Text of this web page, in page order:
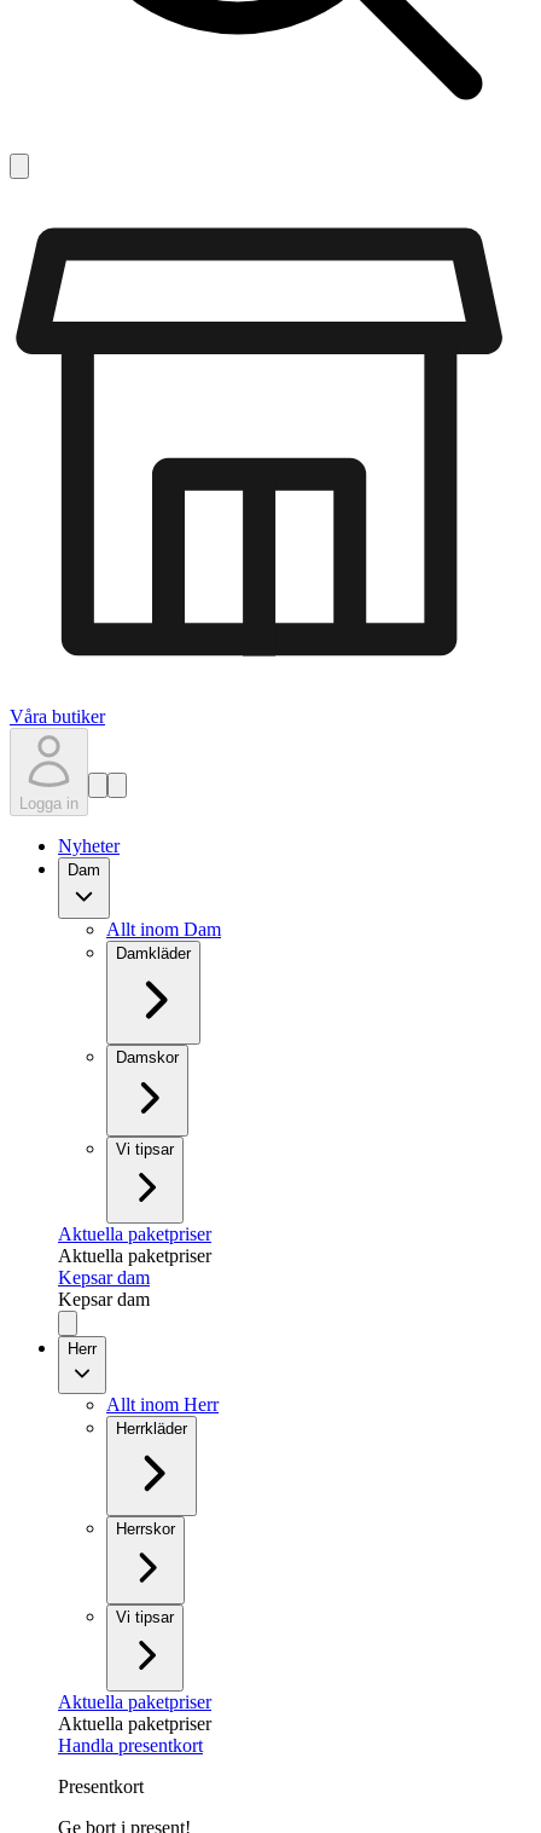
Våra butiker
Logga in
Nyheter
Dam
Allt inom Dam
Damkläder
Damskor
Vi tipsar
Aktuella paketpriser
Aktuella paketpriser
Kepsar dam
Kepsar dam
Herr
Allt inom Herr
Herrkläder
Herrskor
Vi tipsar
Aktuella paketpriser
Aktuella paketpriser
Handla presentkort
Presentkort
Ge bort i present!